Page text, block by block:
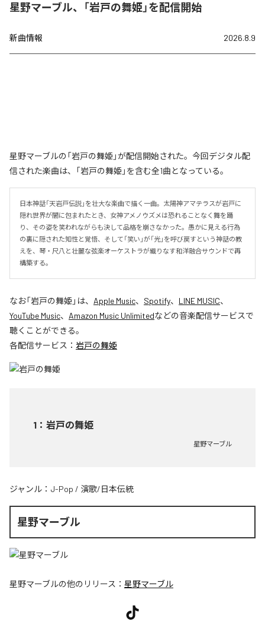
星野マーブル、「岩戸の舞姫」を配信開始
新曲情報 2026.8.9
星野マーブルの「岩戸の舞姫」が配信開始された。今回デジタル配
信された楽曲は、「岩戸の舞姫」を含む全1曲となっている。
日本神話「天岩戸伝説」を壮大な楽曲で描く一曲。太陽神アマテラスが岩戸に
隠れ世界が闇に包まれたとき、女神アメノウズメは恐れることなく舞を踊
り、その姿を笑われながらも決して品格を崩さなかった。愚かに見える行為
の裏に隠された知性と覚悟、そして「笑い」が「光」を呼び戻すという神話の教
えを、琴・尺八と壮麗な弦楽オーケストラが織りなす和洋融合サウンドで再
構築する。
なお「岩戸の舞姫 」は、 Apple Music、 Spotify、 LINE MUSIC、
YouTube Music、 Amazon Music Unlimitedなどの音楽配信サービスで
聴くことができる。
各配信サービス： 岩戸の舞姫
1 ： 岩戸の舞姫
星野マーブル
ジャンル： J-Pop / 演歌/日本伝統
星野マーブル
星野マーブルの他のリリース： 星野マーブル